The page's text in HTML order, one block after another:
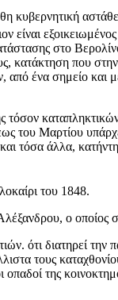
κυβερνητική
εξοικειωμένος
στο
κατάκτηση που
από ένα σημείο και
τόσον
του Μαρτίου
τόσα άλλα,
του 1848.
ο οποίος
ότι διατηρεί την
τους
οπαδοί της